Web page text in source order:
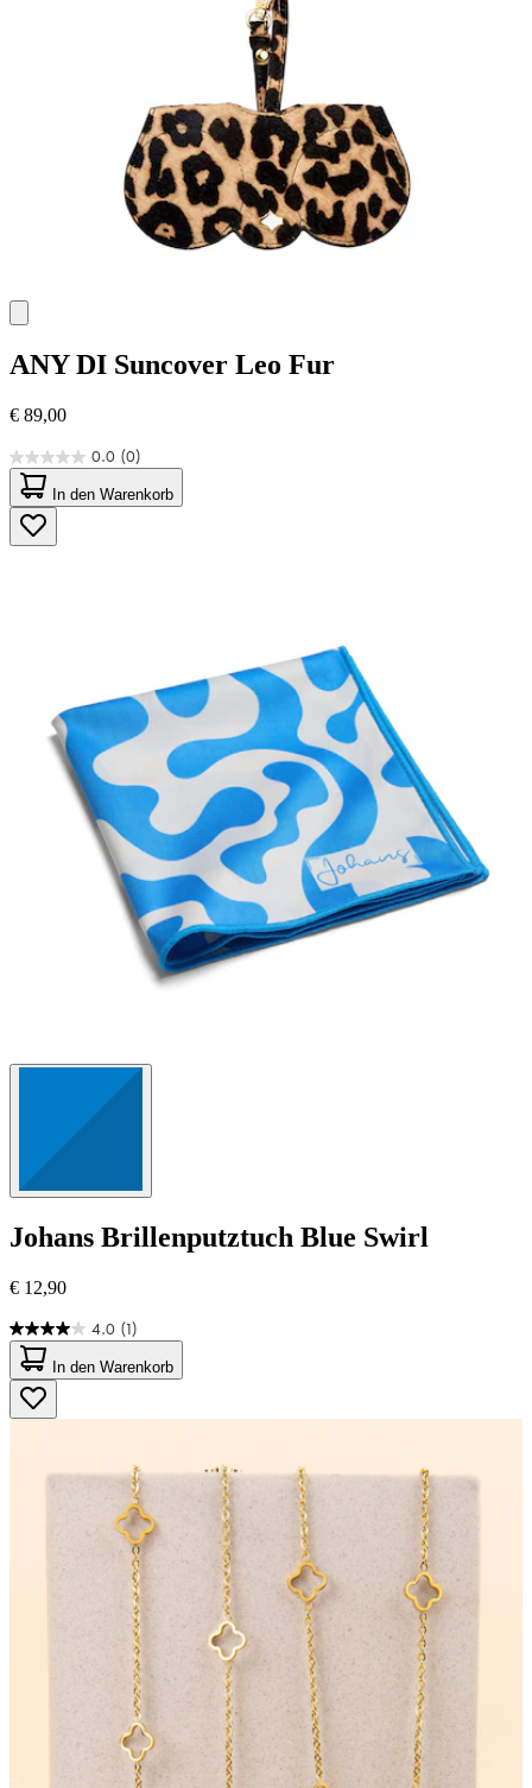
ANY DI Suncover Leo Fur
€ 89,00
0.0 (0)
0.0
von
5
Sternen.
In den Warenkorb
Johans Brillenputztuch Blue Swirl
€ 12,90
4.0 (1)
4.0
von
5
Sternen.
1
In den Warenkorb